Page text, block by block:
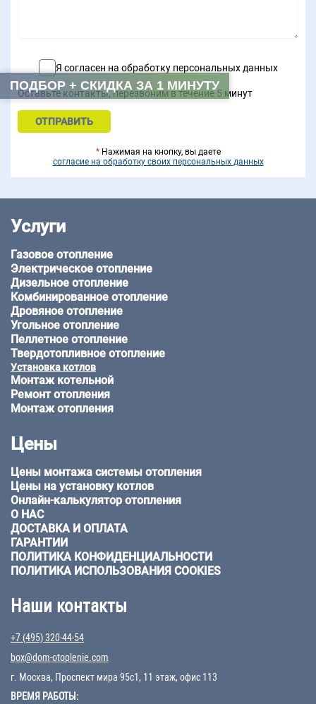
Я согласен на обработку персональных данных
Оставьте контакты, перезвоним в течение 5 минут
*Нажимая на кнопку, вы даете
согласие на обработку своих персональных данных
Услуги
Газовое отопление
Электрическое отопление
Дизельное отопление
Комбинированное отопление
Дровяное отопление
Угольное отопление
Пеллетное отопление
Твердотопливное отопление
Установка котлов
Монтаж котельной
Ремонт отопления
Монтаж отопления
Цены
Цены монтажа системы отопления
Цены на установку котлов
Онлайн-калькулятор отопления
О НАС
ДОСТАВКА И ОПЛАТА
ГАРАНТИИ
ПОЛИТИКА КОНФИДЕНЦИАЛЬНОСТИ
ПОЛИТИКА ИСПОЛЬЗОВАНИЯ COOKIES
Наши контакты
+7 (495) 320-44-54
box@dom-otoplenie.com
г. Москва, Проспект мира 95с1, 11 этаж, офис 113
ВРЕМЯ РАБОТЫ:
ПОДБОР + СКИДКА ЗА 1 МИНУТУ